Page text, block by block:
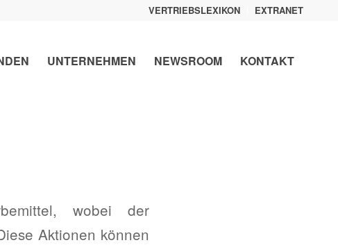
VERTRIEBSLEXIKON EXTRANET
UNTERNEHMEN NEWSROOM KONTAKT
wobei der
Aktionen können